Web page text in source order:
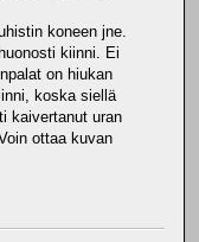
koneen jne.
kiinni. Ei
on hiukan
koska siellä
kaivertanut uran
ottaa kuvan